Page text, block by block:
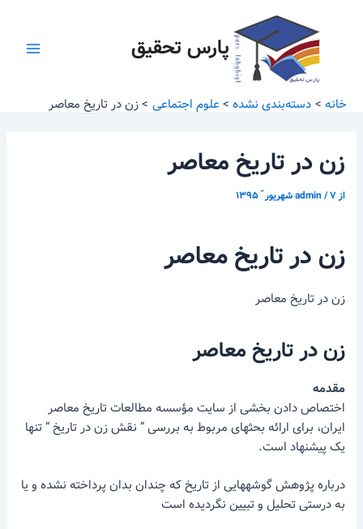
پارس تحقیق
خانه دسته‌بندی نشده علوم اجتماعی زن در تاریخ معاصر
زن در تاریخ معاصر
از admin/۷ شهریور ّ ۱۳۹۵
زن در تاریخ معاصر
زن در تاریخ معاصر
زن در تاریخ معاصر
مقدمه
اختصاص دادن بخشی از سایت مؤسسه مطالعات تاریخ معاصر
ایران، برای ارائه بحثهای مربوط به بررسی ” نقش زن در تاریخ “ تنها
یک پیشنهاد است.
درباره پژوهش گوشههایی از تاریخ که چندان بدان پرداخته نشده و یا
به درستی تحلیل و تبیین نگردیده است